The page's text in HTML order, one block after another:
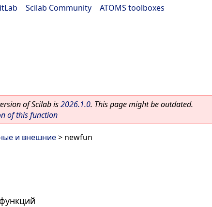
Scilab Community ATOMS toolboxes
of Scilab is2026.1.0. This page might be outdated.
of this function
и внешние> newfun